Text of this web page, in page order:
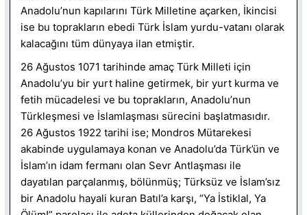
Anadolu’nun kapılarını Türk Milletine açarken, İkincisi
ise bu toprakların ebedi Türk İslam yurdu-vatanı olarak
kalacağını tüm dünyaya ilan etmiştir.
26 Ağustos 1071 tarihinde amaç Türk Milleti için
Anadolu’yu bir yurt haline getirmek, bir yurt kurma ve
fetih mücadelesi ve bu toprakların, Anadolu’nun
Türkleşmesi ve İslamlaşması sürecini başlatmasıdır.
26 Ağustos 1922 tarihi ise; Mondros Mütarekesi
akabinde uygulamaya konan ve Anadolu’da Türk’ün ve
İslam’ın idam fermanı olan Sevr Antlaşması ile
dayatılan parçalanmış, bölünmüş; Türksüz ve İslam’sız
bir Anadolu hayali kuran Batıl’a karşı, “Ya İstiklal, Ya